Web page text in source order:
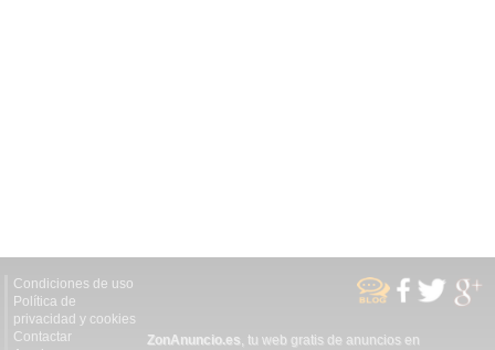
Condiciones de uso
Política de
privacidad y cookies
Contactar
ZonAnuncio.es , tu web gratis de anuncios en